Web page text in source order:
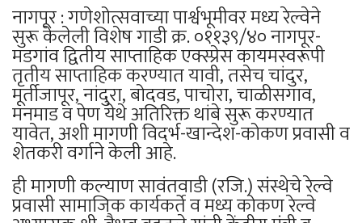
नागपूर : गणेशोत्सवाच्या पार्श्वभूमीवर मध्य रेल्वेने
सुरू केलेली विशेष गाडी क्र. ०११३९/४० नागपूर-
मडगांव द्वितीय साप्ताहिक एक्स्प्रेस कायमस्वरूपी
तृतीय साप्ताहिक करण्यात यावी, तसेच चांदुर,
मूर्तीजापूर, नांदुरा, बोदवड, पाचोरा, चाळीसगाव,
मनमाड व पेण येथे अतिरिक्त थांबे सुरू करण्यात
यावेत, अशी मागणी विदर्भ-खान्देश-कोकण प्रवासी व
शेतकरी वर्गाने केली आहे.
ही मागणी कल्याण सावंतवाडी (रजि.) संस्थेचे रेल्वे
प्रवासी सामाजिक कार्यकर्ते व मध्य कोकण रेल्वे